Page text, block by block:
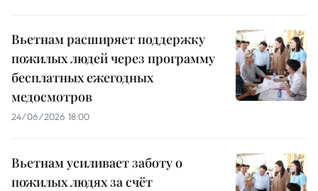
Вьетнам расширяет поддержку
пожилых людей через программу
бесплатных ежегодных
медосмотров
24/06/2026 18:00
Вьетнам усиливает заботу о
пожилых людях за счёт